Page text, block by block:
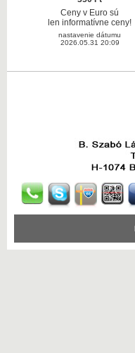
Ceny v Euro sú
len informatívne ceny!
nastavenie dátumu
2026.05.31 20:09